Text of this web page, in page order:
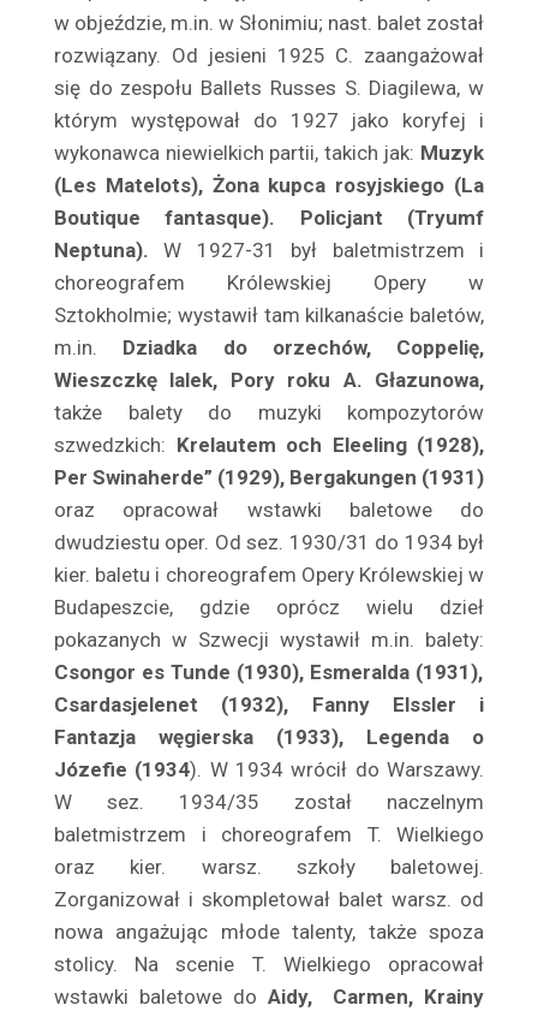
Bielicz Jan
Bielicz Nina
Bielska Hanna
Bielska Józefa
Bieniek Franciszek
Bienin-Bilenin Władysław
Biernacka Halina
Biernacka Hanna
Biernacki Kazimierz
Biesiadecka Janina
Biesiadecki Zygmunt
Bil Bilażewski Mieczysław
Bilińska Halina
Billikówna Maria
Billiżanka Maria
Bilski Zbigniew
Bittnerówna Barbara
Blichewicz Zbigniew
Block Jerzy
Błońska Gustawa
Blumenfeld Diana
Bobińska Jadwiga
Bobrowska Vera
Bobrowski Juliusz
Bodo Eugeniusz
Boelke Robert
Bogda Maria
w objeździe, m.in. w Słonimiu; nast. balet został
rozwiązany. Od jesieni 1925 C. zaangażował
się do zespołu Ballets Russes S. Dia­gilewa, w
którym występował do 1927 jako koryfej i
wykonawca niewielkich partii, takich jak: Muzyk
(Les Matelots), Żona kupca rosyjskiego (La
Bou­tique fantasque). Policjant (Tryumf
Neptuna).W 1927-31 był baletmistrzem i
choreografem Króle­wskiej Opery w
Sztokholmie; wystawił tam kilka­naście baletów,
m.in. Dziadka do orzechów, Cop­pelię,
Wieszczkę lalek, Pory roku A. Głazunowa,
także balety do muzyki kompozytorów
szwedzkich: Krelautem och Eleeling (1928),
Per Swinaherde” (1929), Bergakungen (1931)
oraz opracował wstawki baletowe do
dwudziestu oper. Od sez. 1930/31 do 1934 był
kier. baletu i choreografem Opery Królewskiej w
Budapeszcie, gdzie oprócz wielu dzieł
pokazanych w Szwecji wystawił m.in. balety:
Csongor es Tunde (1930), Esmeralda (1931),
Csa­rdasjelenet (1932), Fanny Elssler i
Fantazja wę­gierska (1933), Legenda o
Józefie (1934). W 1934 wrócił do Warszawy.
W sez. 1934/35 został na­czelnym
baletmistrzem i choreografem T. Wielkiego
oraz kier. warsz. szkoły baletowej.
Zorganizował i skompletował balet warsz. od
nowa angażując mło­de talenty, także spoza
stolicy. Na scenie T. Wielkiego opracował
wstawki baletowe do Aidy, Car­men, Krainy